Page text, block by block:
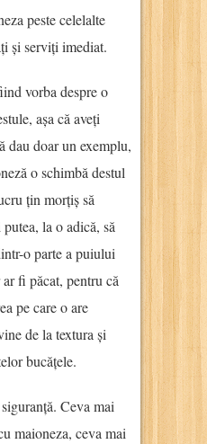
peste celelalte
și serviți imediat.
vorba despre o
așa că aveți
dau doar un exemplu,
o schimbă destul
țin morțiș să
la o adică, să
o parte a puiului
fi păcat, pentru că
pe care o are
de la textura și
bucățele.
Ceva mai
maioneza, ceva mai